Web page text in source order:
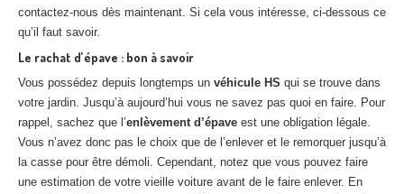
contactez-nous dès maintenant. Si cela vous intéresse, ci-dessous ce
qu’il faut savoir.
Le rachat d’épave : bon à savoir
Vous possédez depuis longtemps un véhicule HS qui se trouve dans
votre jardin. Jusqu’à aujourd’hui vous ne savez pas quoi en faire. Pour
rappel, sachez que l’enlèvement d’épave est une obligation légale.
Vous n’avez donc pas le choix que de l’enlever et le remorquer jusqu’à
la casse pour être démoli. Cependant, notez que vous pouvez faire
une estimation de votre vieille voiture avant de le faire enlever. En